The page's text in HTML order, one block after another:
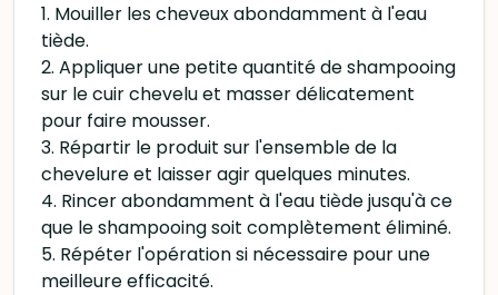
1. Mouiller les cheveux abondamment à l'eau
tiède.
2. Appliquer une petite quantité de shampooing
sur le cuir chevelu et masser délicatement
pour faire mousser.
3. Répartir le produit sur l'ensemble de la
chevelure et laisser agir quelques minutes.
4. Rincer abondamment à l'eau tiède jusqu'à ce
que le shampooing soit complètement éliminé.
5. Répéter l'opération si nécessaire pour une
meilleure efficacité.